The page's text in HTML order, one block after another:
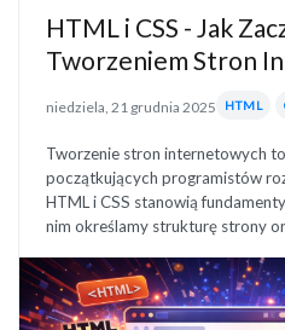
HTML i CSS - Jak
Tworzeniem Stron
niedziela, 21 grudnia 2025 HTML
Tworzenie stron internetowych
początkujących programistów
HTML i CSS stanowią
nim określamy strukturę strony